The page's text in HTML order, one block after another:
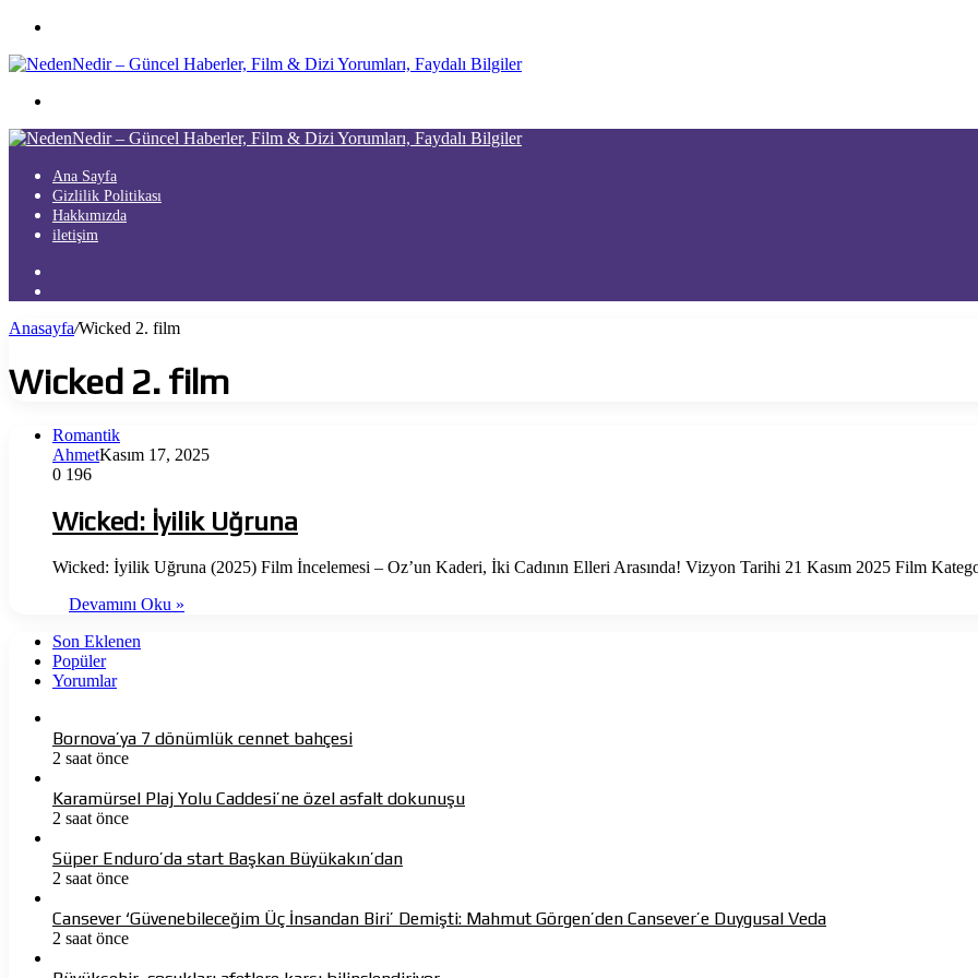
...
Ana Sayfa
Gizlilik Politikası
Hakkımızda
iletişim
...
Anasayfa/Wicked 2. film
Wicked 2. film
Romantik
AhmetKasım 17, 2025
0 196
Wicked: İyilik Uğruna
Wicked: İyilik Uğruna (2025) Film İncelemesi – Oz’un Kaderi, İki Cadının Elleri Arasında! Vizyon Tarihi 21 Kasım 2025 Film
Devamını Oku »
Son Eklenen
Popüler
Yorumlar
Bornova’ya 7 dönümlük cennet bahçesi
2 saat önce
Karamürsel Plaj Yolu Caddesi’ne özel asfalt dokunuşu
2 saat önce
Süper Enduro’da start Başkan Büyükakın’dan
2 saat önce
Cansever ‘Güvenebileceğim Üç İnsandan Biri’ Demişti: Mahmut Görgen’den Cansever’e Duygusal Veda
2 saat önce